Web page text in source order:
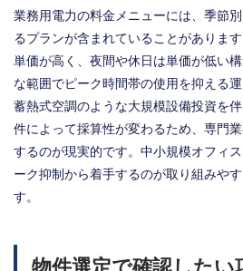
業務用電力の料金メニューには、季節
るプランが含まれていることがありま
単価が高く、夜間や休日は単価が低い
な範囲でピーク時間帯の使用を抑える
蓄熱式空調のような大規模設備投資を
件によって採算性が変わるため、専門
するのが現実的です。中小規模オフィ
ーク抑制から着手するのが取り組みや
す。